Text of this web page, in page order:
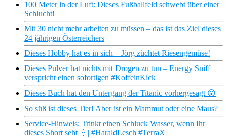
100 Meter in der Luft: Dieses Fußballfeld schwebt über einer
Schlucht!
Mit 30 nicht mehr arbeiten zu müssen – das ist das Ziel dieses
24 jährigen Österreichers
Dieses Hobby hat es in sich – Jörg züchtet Riesengemüse!
Dieses Pulver hat nichts mit Drogen zu tun – Energy Sniff
verspricht einen sofortigen #KoffeinKick
Dieses Buch hat den Untergang der Titanic vorhergesagt 😮
So süß ist dieses Tier! Aber ist ein Mammut oder eine Maus?
Service-Hinweis: Trinkt einen Schluck Wasser, wenn Ihr
dieses Short seht 💧| #HaraldLesch #TerraX